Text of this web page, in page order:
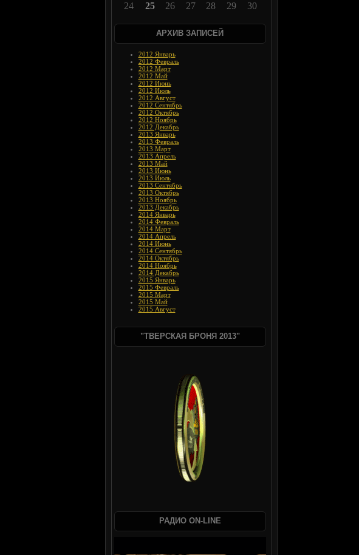
24
25 26 27 28 29 30
АРХИВ ЗАПИСЕЙ
2012 Январь
2012 Февраль
2012 Март
2012 Май
2012 Июнь
2012 Июль
2012 Август
2012 Сентябрь
2012 Октябрь
2012 Ноябрь
2012 Декабрь
2013 Январь
2013 Февраль
2013 Март
2013 Апрель
2013 Май
2013 Июнь
2013 Июль
2013 Сентябрь
2013 Октябрь
2013 Ноябрь
2013 Декабрь
2014 Январь
2014 Февраль
2014 Март
2014 Апрель
2014 Июнь
2014 Сентябрь
2014 Октябрь
2014 Ноябрь
2014 Декабрь
2015 Январь
2015 Февраль
2015 Март
2015 Май
2015 Август
"ТВЕРСКАЯ БРОНЯ 2013"
РАДИО ON-LINE